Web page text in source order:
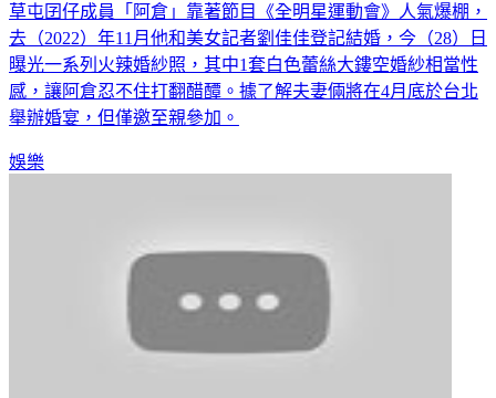
草屯囝仔成員「阿倉」靠著節目《全明星運動會》人氣爆棚，
去（2022）年11月他和美女記者劉佳佳登記結婚，今（28）日
曝光一系列火辣婚紗照，其中1套白色蕾絲大鏤空婚紗相當性
感，讓阿倉忍不住打翻醋醰。據了解夫妻倆將在4月底於台北
舉辦婚宴，但僅邀至親參加。
娛樂